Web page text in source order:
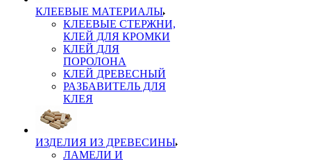
КЛЕЕВЫЕ МАТЕРИАЛЫ
КЛЕЕВЫЕ СТЕРЖНИ,
КЛЕЙ ДЛЯ КРОМКИ
КЛЕЙ ДЛЯ
ПОРОЛОНА
КЛЕЙ ДРЕВЕСНЫЙ
РАЗБАВИТЕЛЬ ДЛЯ
КЛЕЯ
ИЗДЕЛИЯ ИЗ ДРЕВЕСИНЫ
ЛАМЕЛИ И